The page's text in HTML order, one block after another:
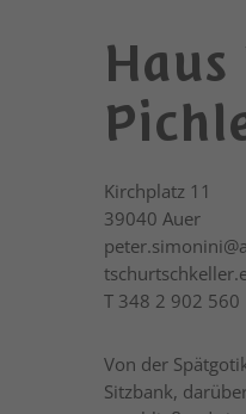
Kirchplatz 11
39040 Auer
T 348 2 902 560
Von der
Sitzbank,